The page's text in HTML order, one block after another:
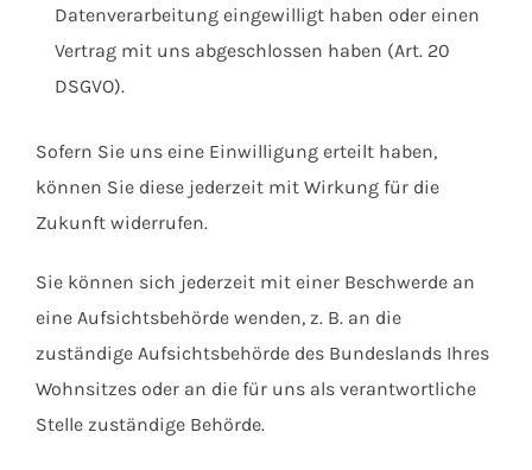
Datenverarbeitung eingewilligt haben oder einen
Vertrag mit uns abgeschlossen haben (Art. 20
DSGVO).
Sofern Sie uns eine Einwilligung erteilt haben,
können Sie diese jederzeit mit Wirkung für die
Zukunft widerrufen.
Sie können sich jederzeit mit einer Beschwerde an
eine Aufsichtsbehörde wenden, z. B. an die
zuständige Aufsichtsbehörde des Bundeslands Ihres
Wohnsitzes oder an die für uns als verantwortliche
Stelle zuständige Behörde.